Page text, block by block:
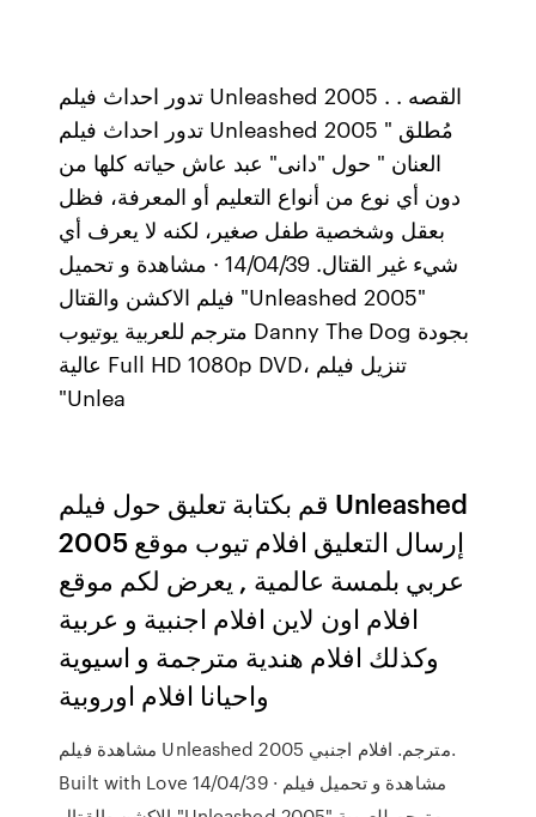
تدور احداث فيلم Unleashed 2005 . القصه .
تدور احداث فيلم Unleashed 2005 " مُطلق
العنان " حول "دانى" عبد عاش حياته كلها من
دون أي نوع من أنواع التعليم أو المعرفة، فظل
بعقل وشخصية طفل صغير، لكنه لا يعرف أي
شيء غير القتال. 14/04/39 · مشاهدة و تحميل
فيلم الاكشن والقتال "Unleashed 2005"
مترجم للعربية يوتيوب Danny The Dog بجودة
عالية Full HD 1080p DVD، تنزيل فيلم
"Unlea
قم بكتابة تعليق حول فيلم Unleashed
2005 إرسال التعليق افلام تيوب موقع
عربي بلمسة عالمية , يعرض لكم موقع
افلام اون لاين افلام اجنبية و عربية
وكذلك افلام هندية مترجمة و اسيوية
واحيانا افلام اوروبية
مشاهدة فيلم Unleashed 2005 مترجم. افلام اجنبي.
Built with Love 14/04/39 · مشاهدة و تحميل فيلم